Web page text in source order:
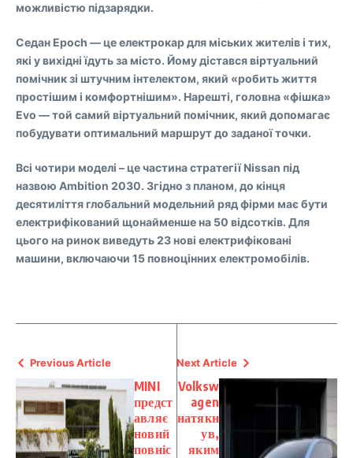
можливістю підзарядки.
Седан Epoch — це електрокар для міських жителів і тих,
які у вихідні їдуть за місто. Йому дістався віртуальний
помічник зі штучним інтелектом, який «робить життя
простішим і комфортнішим». Нарешті, головна «фішка»
Evo — той самий віртуальний помічник, який допомагає
побудувати оптимальний маршрут до заданої точки.
Всі чотири моделі – це частина стратегії Nissan під
назвою Ambition 2030. Згідно з планом, до кінця
десятиліття глобальний модельний ряд фірми має бути
електрифікований щонайменше на 50 відсотків. Для
цього на ринок виведуть 23 нові електрифіковані
машини, включаючи 15 повноцінних електромобілів.
Previous Article
MINI
предст
авляє
новий
повніс
Next Article
Volksw
agen
натякн
ув,
яким